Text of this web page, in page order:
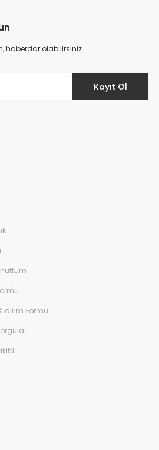
haberdar olabilirsiniz.
Kayıt Ol
Formu